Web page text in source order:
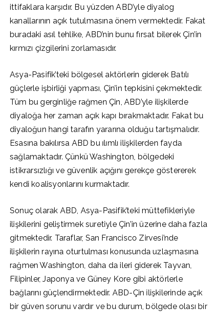
ittifaklara karşıdır. Bu yüzden ABD’yle diyalog
kanallarının açık tutulmasına önem vermektedir. Fakat
buradaki asıl tehlike, ABD’nin bunu fırsat bilerek Çin’in
kırmızı çizgilerini zorlamasıdır.
Asya-Pasifik’teki bölgesel aktörlerin giderek Batılı
güçlerle işbirliği yapması, Çin’in tepkisini çekmektedir.
Tüm bu gerginliğe rağmen Çin, ABD’yle ilişkilerde
diyaloğa her zaman açık kapı bırakmaktadır. Fakat bu
diyaloğun hangi tarafın yararına olduğu tartışmalıdır.
Esasına bakılırsa ABD bu ılımlı ilişkilerden fayda
sağlamaktadır. Çünkü Washington, bölgedeki
istikrarsızlığı ve güvenlik açığını gerekçe göstererek
kendi koalisyonlarını kurmaktadır.
Sonuç olarak ABD, Asya-Pasifik’teki müttefikleriyle
ilişkilerini geliştirmek suretiyle Çin’in üzerine daha fazla
gitmektedir. Taraflar, San Francisco Zirvesi’nde
ilişkilerin rayına oturtulması konusunda uzlaşmasına
rağmen Washington, daha da ileri giderek Tayvan,
Filipinler, Japonya ve Güney Kore gibi aktörlerle
bağlarını güçlendirmektedir. ABD-Çin ilişkilerinde açık
bir güven sorunu vardır ve bu durum, bölgede olası bir